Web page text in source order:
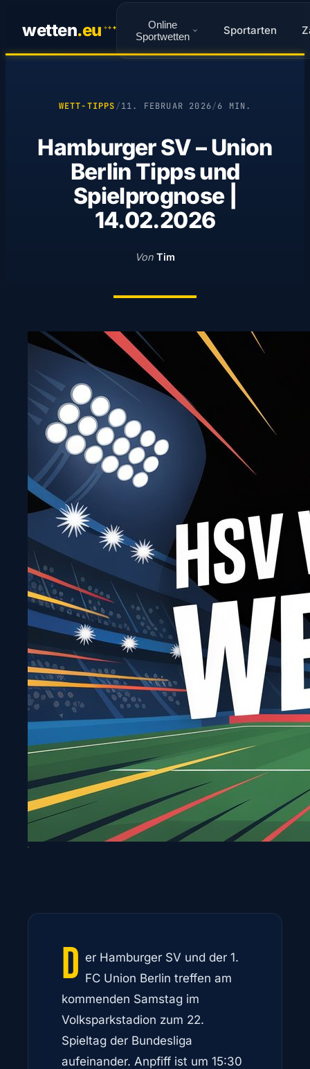
wetten.eu ✦✦ ✦
Online
Sportwetten
Sportarten
WETT-TIPPS/11. FEBRUAR 2026/6 MIN.
Hamburger SV – Union
Berlin Tipps und
Spielprognose |
14.02.2026
Von Tim
d er Hamburger SV und der 1.
FC Union Berlin treffen am
kommenden Samstag im
Volksparkstadion zum 22.
Spieltag der Bundesliga
aufeinander. Anpfiff ist um 15:30